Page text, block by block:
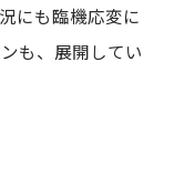
にも臨機応変に
も、展開してい